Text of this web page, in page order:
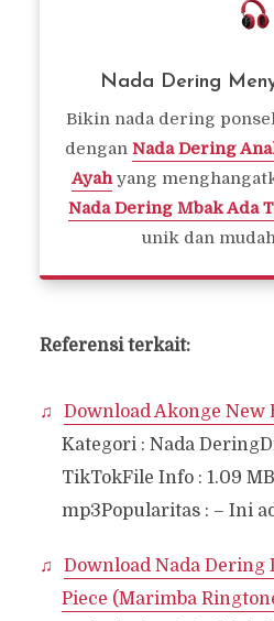
Nada Dering
Bikin nada dering
dengan Nada Dering
Ayahyang
Nada Dering Mbak Ada
unik dan
Referensi terkait:
Download Akonge
Kategori : Nada
TikTokFile Info : 1.09
mp3Popularitas : – Ini
Download Nada Dering
Piece (Marimba